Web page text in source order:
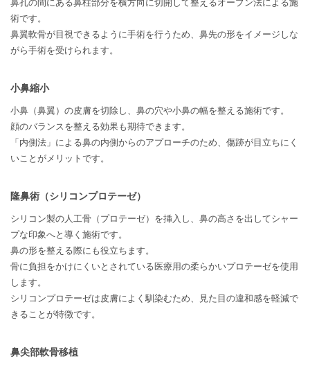
鼻孔の間にある鼻柱部分を横方向に切開して整えるオープン法による施
術です。
鼻翼軟骨が目視できるように手術を行うため、鼻先の形をイメージしな
がら手術を受けられます。
小鼻縮小
小鼻（鼻翼）の皮膚を切除し、鼻の穴や小鼻の幅を整える施術です。
顔のバランスを整える効果も期待できます。
「内側法」による鼻の内側からのアプローチのため、傷跡が目立ちにく
いことがメリットです。
隆鼻術（シリコンプロテーゼ）
シリコン製の人工骨（プロテーゼ）を挿入し、鼻の高さを出してシャー
プな印象へと導く施術です。
鼻の形を整える際にも役立ちます。
骨に負担をかけにくいとされている医療用の柔らかいプロテーゼを使用
します。
シリコンプロテーゼは皮膚によく馴染むため、見た目の違和感を軽減で
きることが特徴です。
鼻尖部軟骨移植